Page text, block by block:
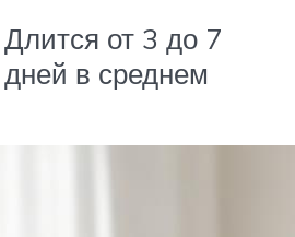
Длится от 3 до 7
дней в среднем